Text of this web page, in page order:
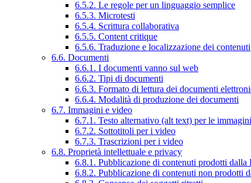
6.5.2. Le regole per un linguaggio semplice
6.5.3. Microtesti
6.5.4. Scrittura collaborativa
6.5.5. Content critique
6.5.6. Traduzione e localizzazione dei contenuti
6.6. Documenti
6.6.1. I documenti vanno sul web
6.6.2. Tipi di documenti
6.6.3. Formato di lettura dei documenti
6.6.4. Modalità di produzione dei documenti
6.7. Immagini e video
6.7.1. Testo alternativo (alt text) per le immagini
6.7.2. Sottotitoli per i video
6.7.3. Trascrizioni per i video
6.8. Proprietà intellettuale e privacy
6.8.1. Pubblicazione di contenuti prodotti dalla
6.8.2. Pubblicazione di contenuti non prodotti